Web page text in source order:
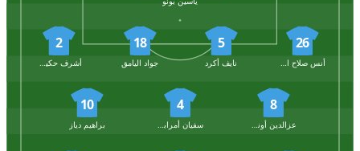
26
أنس صلاح الدين
5
نايف أكرد
18
جواد اليامق
2
أشرف حكيمي
8
عزالدين أوناحي
4
سفيان أمرابط
10
براهيم دياز